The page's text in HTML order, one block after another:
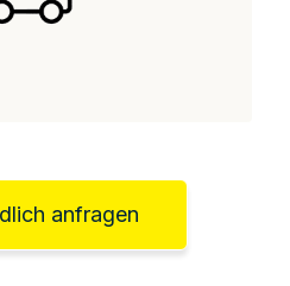
anfragen